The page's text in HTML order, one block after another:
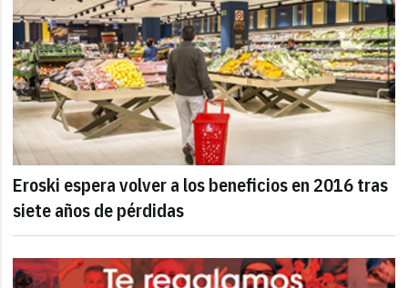
Eroski espera volver a los beneficios en 2016 tras
siete años de pérdidas